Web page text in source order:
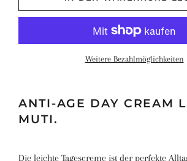
Weitere Bezahlmöglichkeiten
ANTI-AGE DAY CREAM
MUTI.
Die leichte Tagescreme ist der perfekte